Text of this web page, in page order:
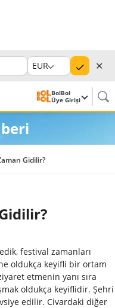
EUR ✕
BolBol
Üye Girişi
Gidilir?
festival zamanları
oldukça keyifli bir ortam
etmenin yanı sıra
oldukça keyiflidir. Şehri
edilir. Civardaki diğer